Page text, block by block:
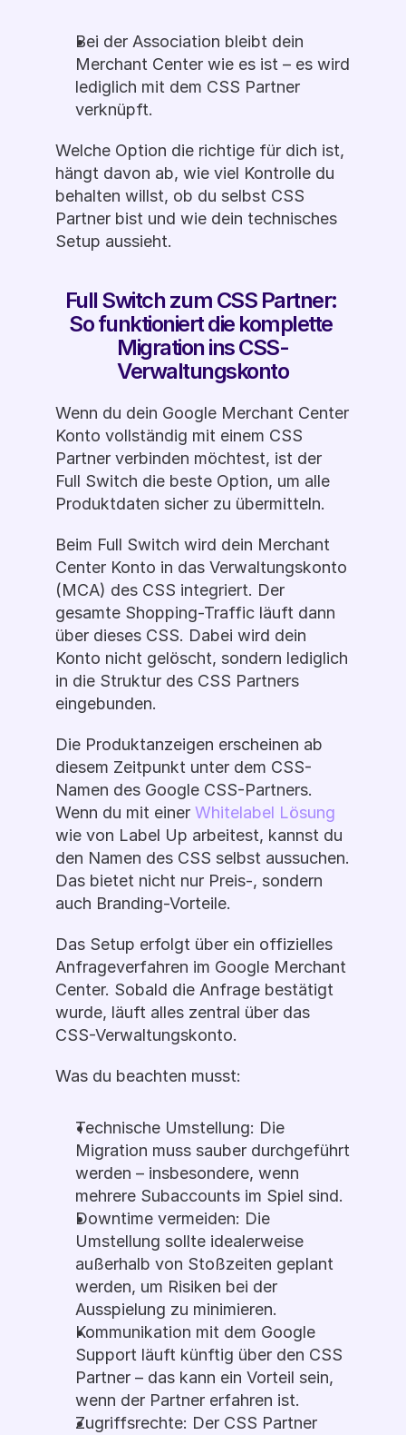
Bei der Association bleibt dein
Merchant Center wie es ist – es wird
lediglich mit dem CSS Partner
verknüpft.
Welche Option die richtige für dich ist,
hängt davon ab, wie viel Kontrolle du
behalten willst, ob du selbst CSS
Partner bist und wie dein technisches
Setup aussieht.
Full Switch zum CSS Partner:
So funktioniert die komplette
Migration ins CSS-
Verwaltungskonto
Wenn du dein Google Merchant Center
Konto vollständig mit einem CSS
Partner verbinden möchtest, ist der
Full Switch die beste Option, um alle
Produktdaten sicher zu übermitteln.
Beim Full Switch wird dein Merchant
Center Konto in das Verwaltungskonto
(MCA) des CSS integriert. Der
gesamte Shopping-Traffic läuft dann
über dieses CSS. Dabei wird dein
Konto nicht gelöscht, sondern lediglich
in die Struktur des CSS Partners
eingebunden.
Die Produktanzeigen erscheinen ab
diesem Zeitpunkt unter dem CSS-
Namen des Google CSS-Partners.
Wenn du mit einer Whitelabel Lösung
wie von Label Up arbeitest, kannst du
den Namen des CSS selbst aussuchen.
Das bietet nicht nur Preis-, sondern
auch Branding-Vorteile.
Das Setup erfolgt über ein offizielles
Anfrageverfahren im Google Merchant
Center. Sobald die Anfrage bestätigt
wurde, läuft alles zentral über das
CSS-Verwaltungskonto.
Was du beachten musst:
Technische Umstellung: Die
Migration muss sauber durchgeführt
werden – insbesondere, wenn
mehrere Subaccounts im Spiel sind.
Downtime vermeiden: Die
Umstellung sollte idealerweise
außerhalb von Stoßzeiten geplant
werden, um Risiken bei der
Ausspielung zu minimieren.
Kommunikation mit dem Google
Support läuft künftig über den CSS
Partner – das kann ein Vorteil sein,
wenn der Partner erfahren ist.
Zugriffsrechte: Der CSS Partner